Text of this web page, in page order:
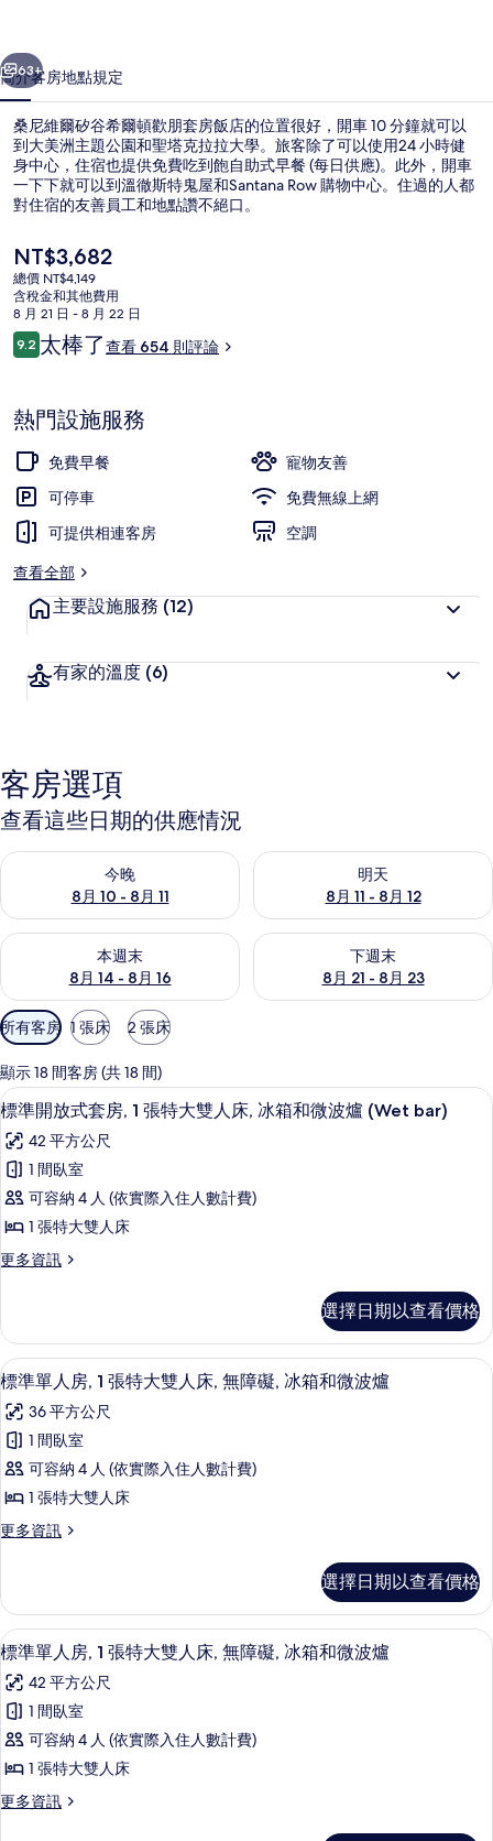
爾
頓
歡
朋
套
房
飯
店
的
片
集
個 下一個
63+
簡介客房地點規定
桑尼維爾矽谷希爾頓歡朋套房飯店的位置很好，開車 10 分鐘就可以
到大美洲主題公園和聖塔克拉拉大學。旅客除了可以使用24 小時健
身中心，住宿也提供免費吃到飽自助式早餐 (每日供應)。此外，開車
一下下就可以到溫徹斯特鬼屋和Santana Row 購物中心。住過的人都
對住宿的友善員工和地點讚不絕口。
目
前
的
價
格
是
NT$3,682
總價 NT$4,149
含稅金和其他費用
8 月 21 日 - 8 月 22 日
評
論
9.29.2 分，滿分 10 分，
太棒了查看 654 則評論
熱門設施服務
免費早餐
寵物友善
可停車
免費無線上網
可提供相連客房
空調
查看全部
主要設施服務 (12)
有家的溫度 (6)
客房選項
查看這些日期的供應情況
今晚
8月 10 - 8月 11
查看今晚 (8月 10 - 8月 11) 的供應情況
明天
8月 11 - 8月 12
查看明天 (8月 11 - 8月 12) 的供
本週末
8月 14 - 8月 16
查看本週末 (8月 14 - 8月 16) 的供應情況
下週末
8月 21 - 8月 23
查看下週末 (8月 21 - 8月 23)
可
用
的
客
房
篩
選
條
所有客房 1 張床 2 張床
顯示 18 間客房 (共 18 間)
顯
示
標
準
開
式
房,
張
特
大
雙
人
床,
和
微
波
爐
(Wet
bar)
的
所
書桌、筆電工作空間、隔音、熨斗/熨
10
標準開放式套房, 1 張特大雙人床, 冰箱和微波爐 (Wet bar)
42 平方公尺
1 間臥室
可容納 4 人 (依實際入住人數計費)
1 張特大雙人床
更多資訊
更
開
放
式
房,
張
特
大
人
和
微
波
爐
(Wet
bar)
的
情
選擇日期以查看價格
顯
示
標
準
單
房,
張
特
大
雙
人
床,
無
障
書桌、筆電工作空間、隔音、熨斗/熨
10
標準單人房, 1 張特大雙人床, 無障礙, 冰箱和微波爐
36 平方公尺
1 間臥室
可容納 4 人 (依實際入住人數計費)
1 張特大雙人床
更多資訊
更
單
人
房,
張
特
大
雙
人
無
選擇日期以查看價格
顯
示
標
準
單
房,
書桌、筆電工作空間、隔音、熨斗/熨
10
標準單人房, 1 張特大雙人床, 無障礙, 冰箱和微波爐
42 平方公尺
1 間臥室
可容納 4 人 (依實際入住人數計費)
1 張特大雙人床
更多資訊
更